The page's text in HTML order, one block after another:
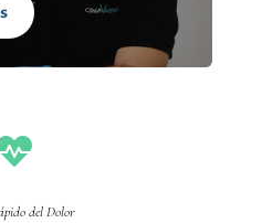
del Dolor